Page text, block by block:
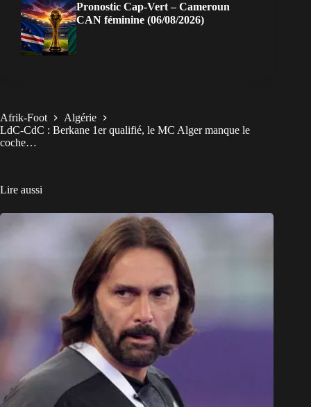
Pronostic Cap-Vert – Cameroun
CAN féminine (06/08/2026)
Afrik-Foot
Algérie
LdC-CdC : Berkane 1er qualifié, le MC Alger manque le
coche…
Lire aussi